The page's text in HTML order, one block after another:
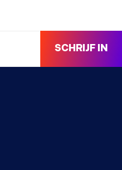
SCHRIJF IN